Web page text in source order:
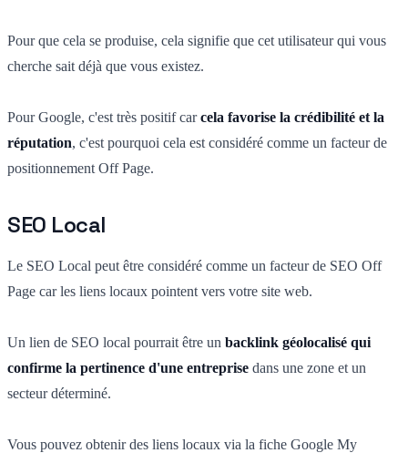
Pour que cela se produise, cela signifie que cet utilisateur qui vous
cherche sait déjà que vous existez.
Pour Google, c'est très positif carcela favorise la crédibilité et la
réputation, c'est pourquoi cela est considéré comme un facteur de
positionnement Off Page.
SEO Local
Le SEO Local peut être considéré comme un facteur de SEO Off
Page car les liens locaux pointent vers votre site web.
Un lien de SEO local pourrait être un backlink géolocalisé qui
confirme la pertinence d'une entreprise dans une zone et un
secteur déterminé.
Vous pouvez obtenir des liens locaux via la fiche Google My